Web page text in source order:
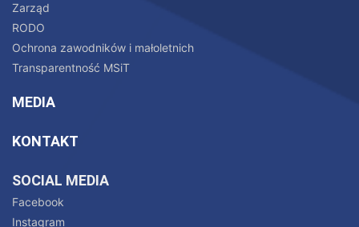
Zarząd
RODO
Ochrona zawodników i małoletnich
Transparentność MSiT
MEDIA
KONTAKT
SOCIAL MEDIA
Facebook
Instagram